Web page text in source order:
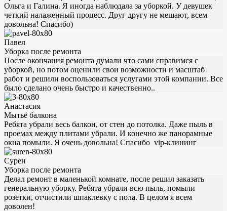
Ольга и Галина. Я иногда наблюдала за уборкой. У девушек
четкий налаженный процесс. Друг другу не мешают, всем
довольна! Спасибо)
Павел
Уборка после ремонта
После окончания ремонта думали что сами справимся с
уборкой, но потом оценили свои возможности и масштаб
работ и решили воспользоваться услугами этой компании. Все
было сделано очень быстро и качественно..
Анастасия
Мытьё балкона
Ребята убрали весь балкон, от стен до потолка. Даже пыль в
проемах между плитами убрали. И конечно же панорамные
окна помыли. Я очень довольна! Спасибо vip-клининг
Сурен
Уборка после ремонта
Делал ремонт в маленькой комнате, после решил заказать
генеральную уборку. Ребята убрали всю пыль, помыли
розетки, отчистили шпаклевку с пола. В целом я всем
доволен!